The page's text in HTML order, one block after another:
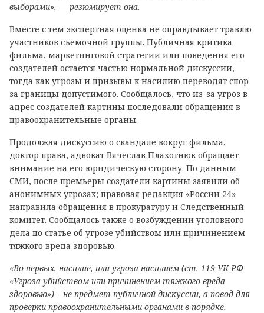
выборами», — резюмирует она.
Вместе с тем экспертная оценка не оправдывает травлю
участников съемочной группы. Публичная критика
фильма, маркетинговой стратегии или поведения его
создателей остается частью нормальной дискуссии,
тогда как угрозы и призывы к насилию переводят спор
за границы допустимого. Сообщалось, что из-за угроз в
адрес создателей картины последовали обращения в
правоохранительные органы.
Продолжая дискуссию о скандале вокруг фильма,
доктор права, адвокат Вячеслав Плахотнюкобращает
внимание на его юридическую сторону. По данным
СМИ, после премьеры создатели картины заявили об
анонимных угрозах; правовая редакция «России 24»
направила обращения в прокуратуру и Следственный
комитет. Сообщалось также о возбуждении уголовного
дела по статье об угрозе убийством или причинением
тяжкого вреда здоровью.
«Во-первых, насилие, или угроза насилием (ст. 119 УК РФ
«Угроза убийством или причинением тяжкого вреда
здоровью») – не предмет публичной дискуссии, а повод для
проверки правоохранительными органами в порядке,